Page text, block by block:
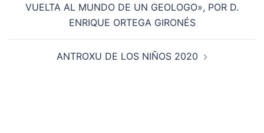
VUELTA AL MUNDO DE UN GEOLOGO», POR D.
ENRIQUE ORTEGA GIRONÉS
ANTROXU DE LOS NIÑOS 2020